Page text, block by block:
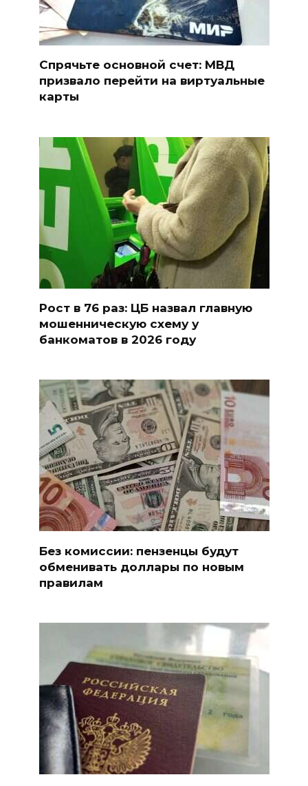
Спрячьте основной счет: МВД
призвало перейти на виртуальные
карты
Рост в 76 раз: ЦБ назвал главную
мошенническую схему у
банкоматов в 2026 году
Без комиссии: пензенцы будут
обменивать доллары по новым
правилам